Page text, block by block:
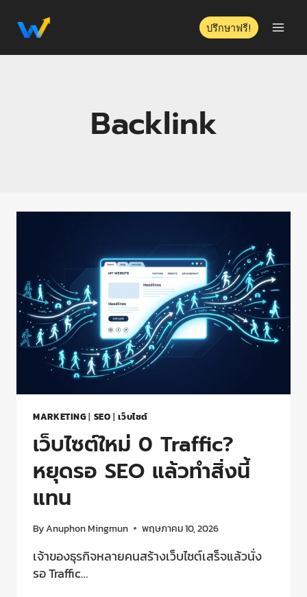
ปรึกษาฟรี!
Backlink
MARKETING| SEO |เว็บไซต์
เว็บไซต์ใหม่ 0 Traffic?
หยุดรอ SEO แล้วทำสิ่งนี้
แทน
ByAnuphon Mingmun พฤษภาคม 10, 2026
เจ้าของธุรกิจหลายคนสร้างเว็บไซต์เสร็จแล้วนั่ง
รอ Traffic…